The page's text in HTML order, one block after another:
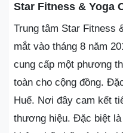
Star Fitness & Yoga
Trung tâm Star Fitness
mắt vào tháng 8 năm
cung cấp một phương
toàn cho cộng đồng.
Huế. Nơi đây cam kết
thương hiệu. Đặc biệt